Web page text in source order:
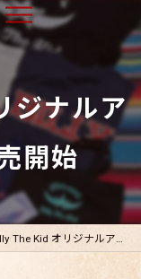
ナルア
開始
Kid オリジナルアパレルグッズ発売開始